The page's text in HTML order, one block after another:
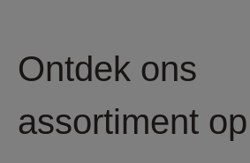
Ontdek ons
assortiment